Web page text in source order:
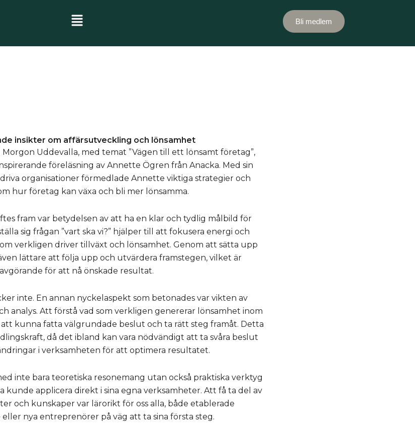
Bli medlem
insikter om affärsutveckling och lönsamhet
Morgon Uddevalla, med temat ”Vägen till ett lönsamt företag”,
föreläsning av Annette Ögren från Anacka. Med sin
organisationer förmedlade Annette viktiga strategier och
hur företag kan växa och bli mer lönsamma.
fram var betydelsen av att ha en klar och tydlig målbild för
sig frågan ”vart ska vi?” hjälper till att fokusera energi och
verkligen driver tillväxt och lönsamhet. Genom att sätta upp
lättare att följa upp och utvärdera framstegen, vilket är
avgörande för att nå önskade resultat.
inte. En annan nyckelaspekt som betonades var vikten av
analys. Att förstå vad som verkligen genererar lönsamhet inom
kunna fatta välgrundade beslut och ta rätt steg framåt. Detta
då det ibland kan vara nödvändigt att ta svåra beslut
i verksamheten för att optimera resultatet.
inte bara teoretiska resonemang utan också praktiska verktyg
kunde applicera direkt i sina egna verksamheter. Att få ta del av
och kunskaper var lärorikt för oss alla, både etablerade
nya entreprenörer på väg att ta sina första steg.